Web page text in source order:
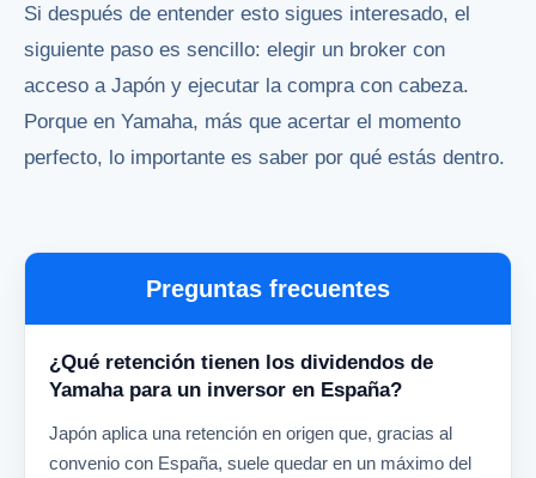
Si después de entender esto sigues interesado, el
siguiente paso es sencillo: elegir un broker con
acceso a Japón y ejecutar la compra con cabeza.
Porque en Yamaha, más que acertar el momento
perfecto, lo importante es saber por qué estás dentro.
Preguntas frecuentes
¿Qué retención tienen los dividendos de
Yamaha para un inversor en España?
Japón aplica una retención en origen que, gracias al
convenio con España, suele quedar en un máximo del